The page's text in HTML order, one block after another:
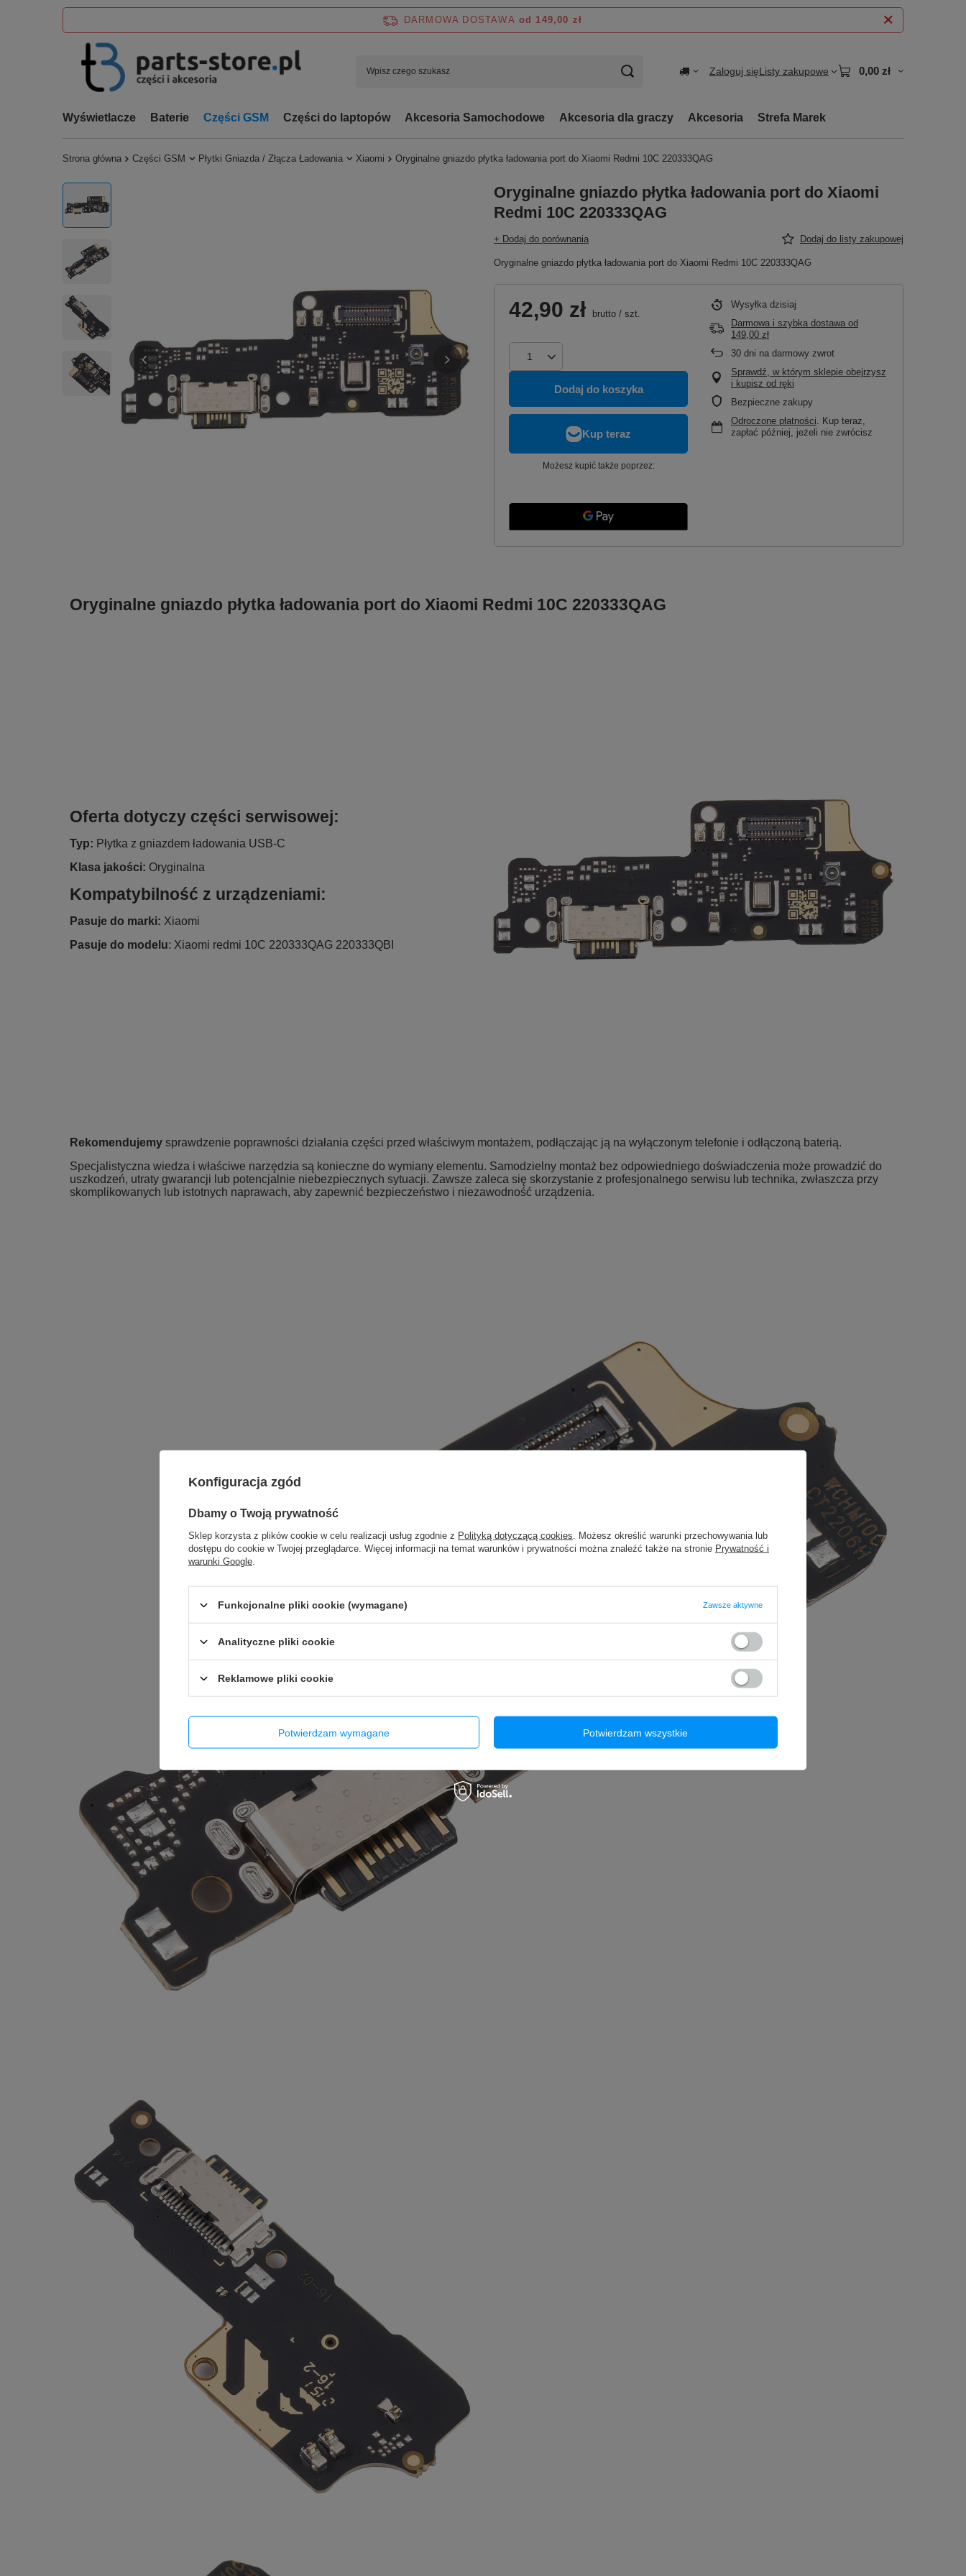
DARMOWA DOSTAWA od 149,00 zł
Zaloguj sięListy zakupowe 0,00 zł
Wyświetlacze Baterie Części GSM Części do laptopów Akcesoria Samochodowe Akcesoria dla graczy Akcesoria Strefa Marek
Strona główna Części GSM Płytki Gniazda / Złącza Ładowania Xiaomi Oryginalne gniazdo płytka ładowania port do Xiaomi Redmi 10C 220333QAG
Oryginalne gniazdo płytka ładowania port do Xiaomi
Redmi 10C 220333QAG
+ Dodaj do porównania Dodaj do listy zakupowej
Oryginalne gniazdo płytka ładowania port do Xiaomi Redmi 10C 220333QAG
42,90 zł brutto / szt.
Dodaj do koszyka
Możesz kupić także poprzez:
Wysyłka dzisiaj
Darmowa i szybka dostawa od
149,00 zł
30 dni na darmowy zwrot
Sprawdź, w którym sklepie obejrzysz
i kupisz od ręki
Bezpieczne zakupy
Odroczone płatności. Kup teraz,
zapłać później, jeżeli nie zwrócisz
Oryginalne gniazdo płytka ładowania port do Xiaomi Redmi 10C 220333QAG
Oferta dotyczy części serwisowej:
Typ: Płytka z gniazdem ładowania USB-C
Klasa jakości: Oryginalna
Kompatybilność z urządzeniami:
Pasuje do marki: Xiaomi
Pasuje do modelu: Xiaomi redmi 10C 220333QAG 220333QBI
Rekomendujemy sprawdzenie poprawności działania części przed właściwym montażem, podłączając ją na wyłączonym telefonie i odłączoną baterią.
Specjalistyczna wiedza i właściwe narzędzia są konieczne do wymiany elementu. Samodzielny montaż bez odpowiedniego doświadczenia może prowadzić do
uszkodzeń, utraty gwarancji lub potencjalnie niebezpiecznych sytuacji. Zawsze zaleca się skorzystanie z profesjonalnego serwisu lub technika, zwłaszcza przy
skomplikowanych lub istotnych naprawach, aby zapewnić bezpieczeństwo i niezawodność urządzenia.
Konfiguracja zgód
Dbamy o Twoją prywatność
Sklep korzysta z plików cookie w celu realizacji usług zgodnie z Polityką dotyczącą cookies . Możesz określić warunki przechowywania lub
dostępu do cookie w Twojej przeglądarce. Więcej informacji na temat warunków i prywatności można znaleźć także na stronie Prywatność i
warunki Google
Funkcjonalne pliki cookie (wymagane) Zawsze aktywne
Analityczne pliki cookie
Reklamowe pliki cookie
Potwierdzam wymagane Potwierdzam wszystkie